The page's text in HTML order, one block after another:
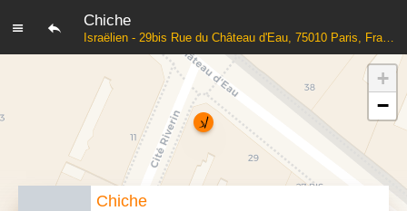
Chiche
Israëlien - 29bis Rue du Château d'Eau, 75010 Paris, France
Chiche
+
−